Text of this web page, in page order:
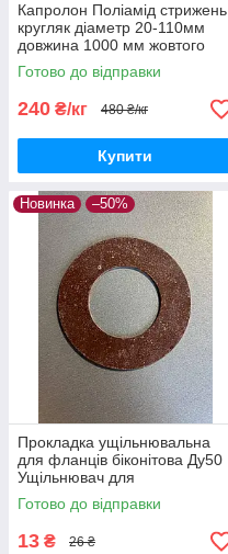
Капролон Поліамід стрижень
кругляк діаметр 20-110мм
довжина 1000 мм жовтого
кольору для виготовлення
втулок підшипників вкладишів
Готово до відправки
240 ₴/кг 480 ₴/кг
Купити
Новинка –50%
Прокладка ущільнювальна
для фланців біконітова Ду50
Ущільнювач для
трубопроводів Герметизуюча
прокладка Термостійка
прокладка
Готово до відправки
13 ₴ 26 ₴